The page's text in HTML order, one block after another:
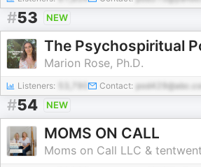
#53 NEW
The Psychospiritual
Marion Rose, Ph.D.
Listeners: Contact:
#54 NEW
MOMS ON CALL
Moms on Call LLC &